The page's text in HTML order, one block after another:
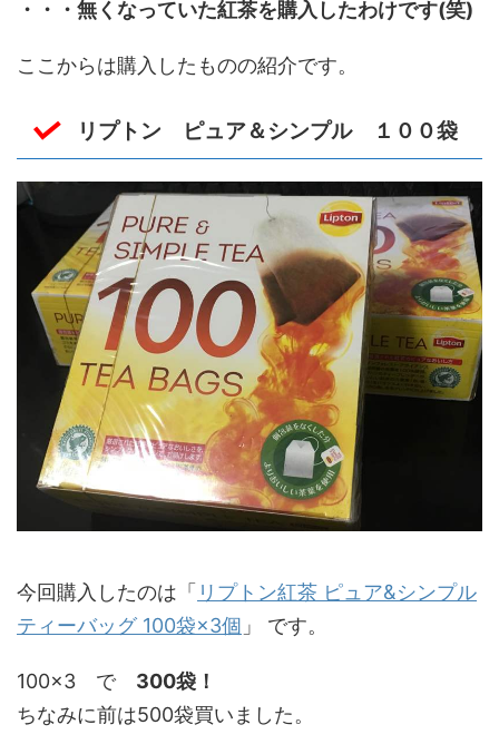
・・・無くなっていた紅茶を購入したわけです(笑)
ここからは購入したものの紹介です。
リプトン ピュア＆シンプル １００袋
今回購入したのは「 リプトン紅茶 ピュア&シンプル
ティーバッグ 100袋×3個 」 です。
100×3 で 300袋！
ちなみに前は500袋買いました。